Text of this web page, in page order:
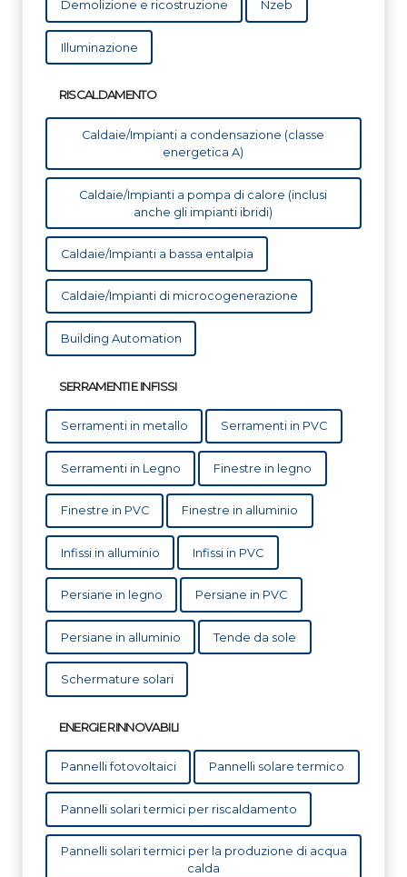
Demolizione e ricostruzione Nzeb
Illuminazione
RISCALDAMENTO
Caldaie/Impianti a condensazione (classe
energetica A)
Caldaie/Impianti a pompa di calore (inclusi
anche gli impianti ibridi)
Caldaie/Impianti a bassa entalpia
Caldaie/Impianti di microcogenerazione
Building Automation
SERRAMENTI E INFISSI
Serramenti in metallo Serramenti in PVC
Serramenti in Legno Finestre in legno
Finestre in PVC Finestre in alluminio
Infissi in alluminio Infissi in PVC
Persiane in legno Persiane in PVC
Persiane in alluminio Tende da sole
Schermature solari
ENERGIE RINNOVABILI
Pannelli fotovoltaici Pannelli solare termico
Pannelli solari termici per riscaldamento
Pannelli solari termici per la produzione di acqua
calda